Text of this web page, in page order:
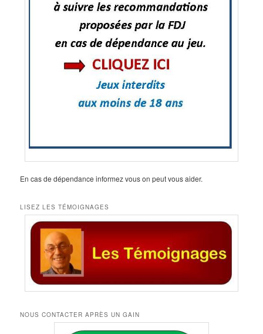
En cas de dépendance informez vous on peut vous aider.
LISEZ LES TÉMOIGNAGES
NOUS CONTACTER APRÈS UN GAIN